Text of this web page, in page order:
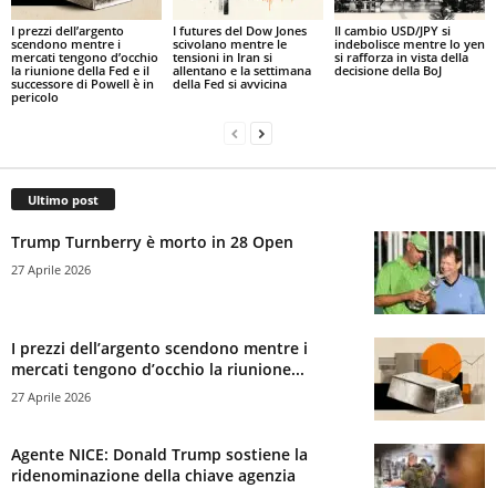
I prezzi dell’argento
scendono mentre i
mercati tengono d’occhio
la riunione della Fed e il
successore di Powell è in
pericolo
I futures del Dow Jones
scivolano mentre le
tensioni in Iran si
allentano e la settimana
della Fed si avvicina
Il cambio USD/JPY si
indebolisce mentre lo yen
si rafforza in vista della
decisione della BoJ
Ultimo post
Trump Turnberry è morto in 28 Open
27 Aprile 2026
I prezzi dell’argento scendono mentre i
mercati tengono d’occhio la riunione...
27 Aprile 2026
Agente NICE: Donald Trump sostiene la
ridenominazione della chiave agenzia